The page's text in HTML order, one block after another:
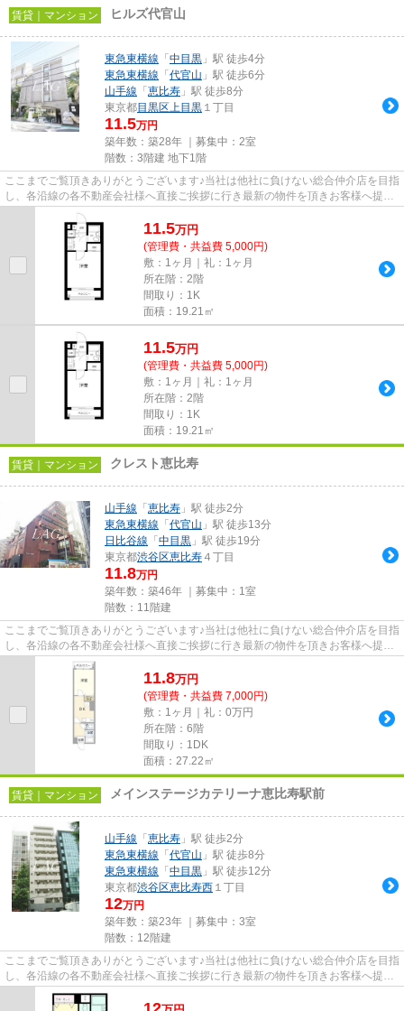
賃貸｜マンション ヒルズ代官山
東急東横線 「 中目黒 」駅 徒歩4分
東急東横線 「 代官山 」駅 徒歩6分
山手線 「 恵比寿 」駅 徒歩8分
東京都目黒区上目黒 １丁目
11.5万円
築年数：築28年 ｜募集中： 2室
階数：3階建 地下1階
ここまでご覧頂きありがとうございます♪当社は他社に負けない総合仲介店を目指
し、各沿線の各不動産会社様へ直接ご挨拶に行き最新の物件を頂きお客様へ提供
しております！最新の情報は...
11.5万円
(管理費・共益費 5,000円)
敷：1ヶ月｜礼：1ヶ月
所在階：2階
間取り：1K
面積：19.21㎡
11.5万円
(管理費・共益費 5,000円)
敷：1ヶ月｜礼：1ヶ月
所在階：2階
間取り：1K
面積：19.21㎡
賃貸｜マンション クレスト恵比寿
山手線 「 恵比寿 」駅 徒歩2分
東急東横線 「 代官山 」駅 徒歩13分
日比谷線 「 中目黒 」駅 徒歩19分
東京都渋谷区恵比寿 ４丁目
11.8万円
築年数：築46年 ｜募集中： 1室
階数：11階建
ここまでご覧頂きありがとうございます♪当社は他社に負けない総合仲介店を目指
し、各沿線の各不動産会社様へ直接ご挨拶に行き最新の物件を頂きお客様へ提供
しております！最新の情報は...
11.8万円
(管理費・共益費 7,000円)
敷：1ヶ月｜礼：0万円
所在階：6階
間取り：1DK
面積：27.22㎡
賃貸｜マンション メインステージカテリーナ恵比寿駅前
山手線 「 恵比寿 」駅 徒歩2分
東急東横線 「 代官山 」駅 徒歩8分
東急東横線 「 中目黒 」駅 徒歩12分
東京都渋谷区恵比寿西 １丁目
12万円
築年数：築23年 ｜募集中： 3室
階数：12階建
ここまでご覧頂きありがとうございます♪当社は他社に負けない総合仲介店を目指
し、各沿線の各不動産会社様へ直接ご挨拶に行き最新の物件を頂きお客様へ提供
しております！最新の情報は...